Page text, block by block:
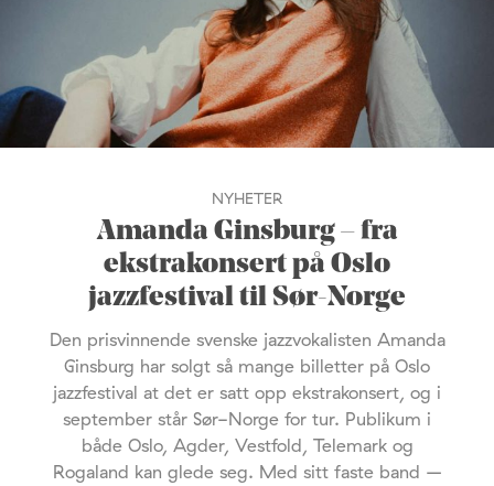
NYHETER
Amanda Ginsburg – fra
ekstrakonsert på Oslo
jazzfestival til Sør-Norge
Den prisvinnende svenske jazzvokalisten Amanda
Ginsburg har solgt så mange billetter på Oslo
jazzfestival at det er satt opp ekstrakonsert, og i
september står Sør-Norge for tur. Publikum i
både Oslo, Agder, Vestfold, Telemark og
Rogaland kan glede seg. Med sitt faste band –